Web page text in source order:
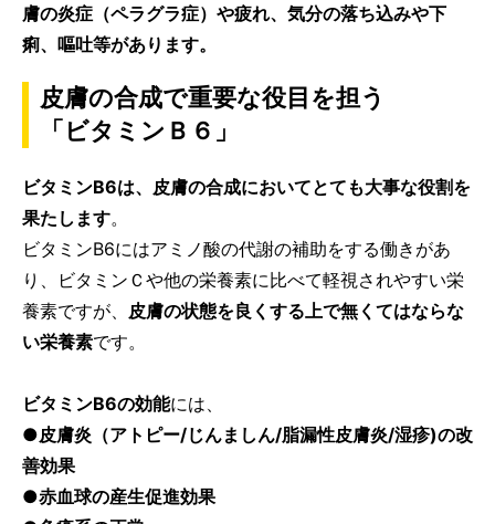
膚の炎症（ペラグラ症）や疲れ、気分の落ち込みや下
痢、嘔吐等があります。
皮膚の合成で重要な役目を担う
「ビタミンＢ６」
ビタミンB6は、皮膚の合成においてとても大事な役割を
果たします。
ビタミンB6にはアミノ酸の代謝の補助をする働きがあ
り、ビタミンＣや他の栄養素に比べて軽視されやすい栄
養素ですが、 皮膚の状態を良くする上で無くてはならな
い栄養素です。
ビタミンB6の効能には、
●皮膚炎（アトピー/じんましん/脂漏性皮膚炎/湿疹)の改
善効果
●赤血球の産生促進効果